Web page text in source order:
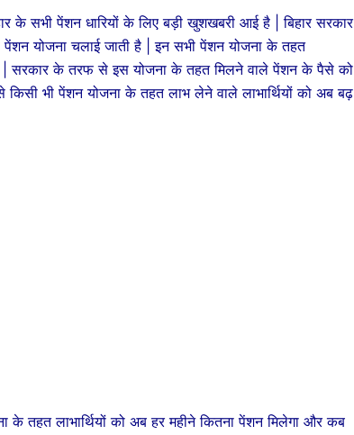
के सभी पेंशन धारियों के लिए बड़ी खुशखबरी आई है | बिहार सरकार
योजना चलाई जाती है | इन सभी पेंशन योजना के तहत
| सरकार के तरफ से इस योजना के तहत मिलने वाले पेंशन के पैसे को
किसी भी पेंशन योजना के तहत लाभ लेने वाले लाभार्थियों को अब बढ़
लाभार्थियों को अब हर महीने कितना पेंशन मिलेगा और कब